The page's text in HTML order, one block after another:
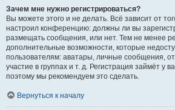
Зачем мне нужно регистрироваться?
Вы можете этого и не делать. Всё зависит от
настроил конференцию: должны ли вы
размещать сообщения, или нет. Тем не менее
дополнительные возможности, которые
пользователям: аватары, личные сообщения,
участие в группах и т. д. Регистрация займёт у
поэтому мы рекомендуем это сделать.
Вернуться к началу